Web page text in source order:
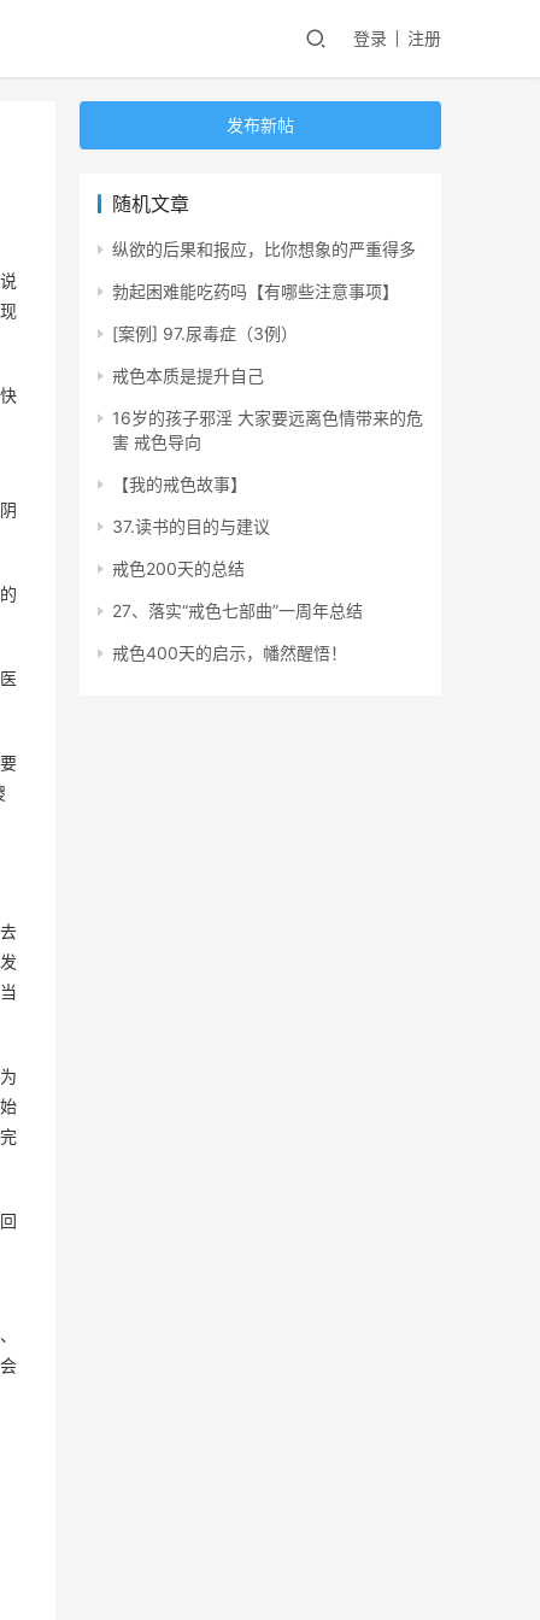
登录 注册
发布新帖
随机文章
纵欲的后果和报应，比你想象的严重得多
勃起困难能吃药吗【有哪些注意事项】
[案例] 97.尿毒症（3例）
戒色本质是提升自己
16岁的孩子邪淫 大家要远离色情带来的危
害 戒色导向
【我的戒色故事】
37.读书的目的与建议
戒色200天的总结
27、落实“戒色七部曲”一周年总结
戒色400天的启示，幡然醒悟！